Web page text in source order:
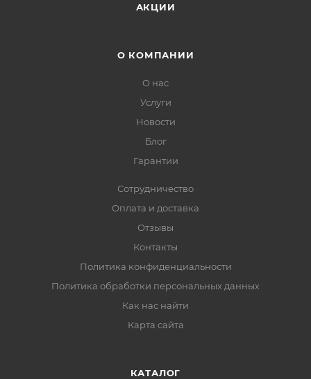
АКЦИИ
О КОМПАНИИ
О нас
Услуги
Новости
Блог
Гарантии
Сотрудничество
Оплата и доставка
Отзывы
Контакты
Политика конфиденциальности
Политика обработки персональных данных
Как нас найти
Карта сайта
КАТАЛОГ